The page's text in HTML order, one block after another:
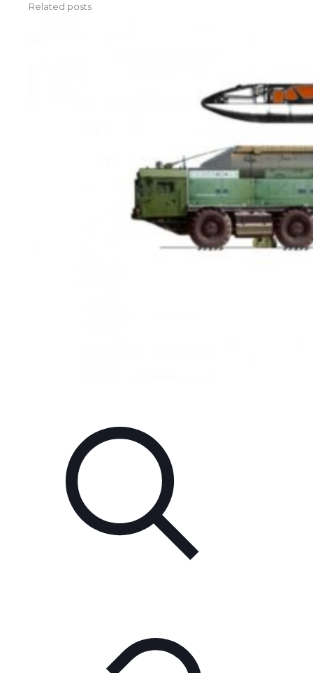
Related posts